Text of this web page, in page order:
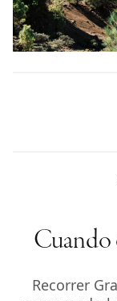
Cuando
Recorrer